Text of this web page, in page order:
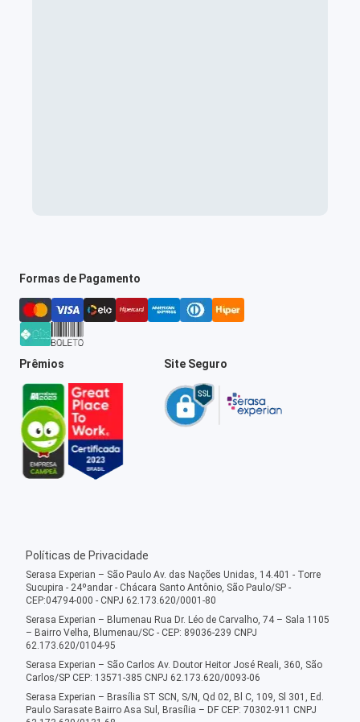
Formas de Pagamento
Prêmios Site Seguro
Políticas de Privacidade
Serasa Experian – São Paulo Av. das Nações Unidas, 14.401 - Torre
Sucupira - 24ºandar - Chácara Santo Antônio, São Paulo/SP -
CEP:04794-000 - CNPJ 62.173.620/0001-80
Serasa Experian – Blumenau Rua Dr. Léo de Carvalho, 74 – Sala 1105
– Bairro Velha, Blumenau/SC - CEP: 89036-239 CNPJ
62.173.620/0104-95
Serasa Experian – São Carlos Av. Doutor Heitor José Reali, 360, São
Carlos/SP CEP: 13571-385 CNPJ 62.173.620/0093-06
Serasa Experian – Brasília ST SCN, S/N, Qd 02, Bl C, 109, Sl 301, Ed.
Paulo Sarasate Bairro Asa Sul, Brasília – DF CEP: 70302-911 CNPJ